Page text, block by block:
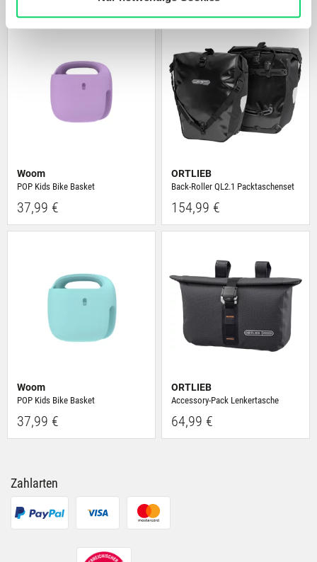
anbieten zu können und die Zugriffe auf unsere Website
zu analysieren. Außerdem geben wir Informationen zu
Deiner Verwendung unserer Website an unsere Partner
für soziale Medien, Werbung und Analysen weiter.
Unsere Partner führen diese Informationen
möglicherweise mit weiteren Daten zusammen, die Du
ihnen bereitgestellt hast oder die sie im Rahmen Deiner
Nutzung der Dienste gesammelt haben.
Woom
POP Kids Bike Basket
37,99 €
ORTLIEB
Back-Roller QL2.1 Packtaschenset
154,99 €
Woom
POP Kids Bike Basket
37,99 €
ORTLIEB
Accessory-Pack Lenkertasche
64,99 €
Zahlarten